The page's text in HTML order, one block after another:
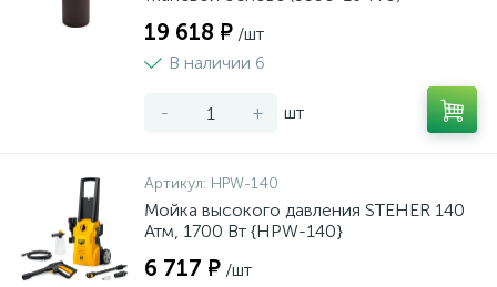
19 618 ₽ /шт
В наличии 6
- + шт
Артикул: HPW-140
Мойка высокого давления STEHER 140
Атм, 1700 Вт {HPW-140}
6 717 ₽ /шт